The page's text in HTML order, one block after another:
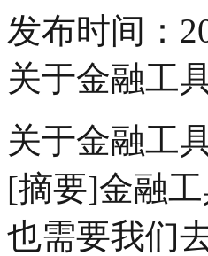
发布时间：
关于金融工
关于金融工
[摘要]金融
也需要我们